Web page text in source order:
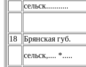
сельск...........
18
Брянская губ.
сельск,.... *.....